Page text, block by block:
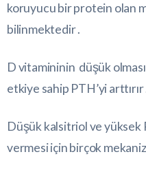
koruyucu bir protein olan
bilinmektedir .
D vitamininin düşük
etkiye sahip PTH’yi arttırır
Düşük kalsitriol ve yüksek
vermesi için birçok